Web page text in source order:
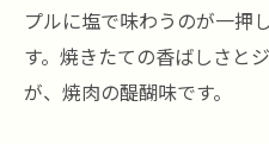
焼肉の奥深さを
とりももで味わう黒
とりももの魅力を
プルに塩で味わうのが一押
す。焼きたての香ばしさと
が、焼肉の醍醐味です。